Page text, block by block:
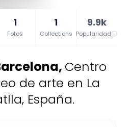
1
Fotos
1
Collections
9.9k
Popularidad
, Centro
de arte en La
España.